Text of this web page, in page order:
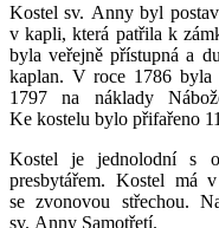
Kostel sv. Anny byl
v kapli, která patřila k
byla veřejně přístupná a
kaplan. V roce 1786 byla
1797 na náklady
Ke kostelu bylo přifařeno
Kostel je jednolodní s
presbytářem. Kostel má
se zvonovou střechou.
sv. Anny Samotřetí.